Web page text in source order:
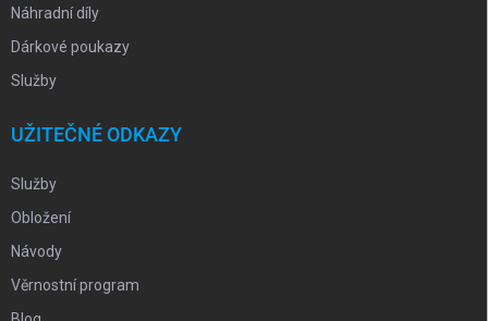
Náhradní díly
Dárkové poukazy
Služby
UŽITEČNÉ ODKAZY
Služby
Obložení
Návody
Věrnostní program